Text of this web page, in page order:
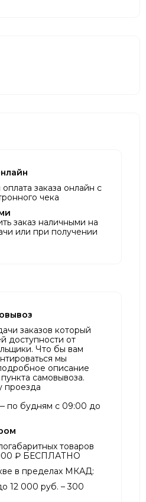
заказа онлайн с
чека
заказ наличными на
или при получении
заказов который
доступности от
Что бы вам
мы
описание
самовывоза.
проезда
по будням с 09:00 до
товаров
₽ БЕСПЛАТНО
в пределах МКАД:
12 000 руб. – 300